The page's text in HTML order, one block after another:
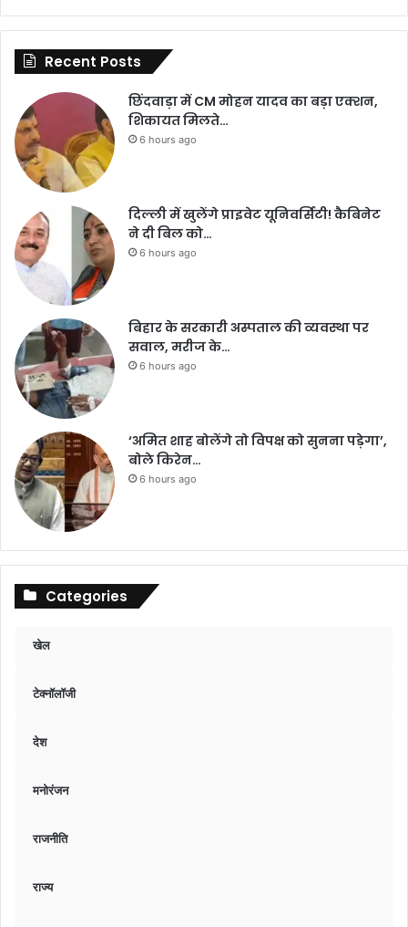
Recent Posts
छिंदवाड़ा में CM मोहन यादव का बड़ा एक्शन,
शिकायत मिलते…
6 hours ago
दिल्ली में खुलेंगे प्राइवेट यूनिवर्सिटी! कैबिनेट
ने दी बिल को…
6 hours ago
बिहार के सरकारी अस्पताल की व्यवस्था पर
सवाल, मरीज के…
6 hours ago
‘अमित शाह बोलेंगे तो विपक्ष को सुनना पड़ेगा’,
बोले किरेन…
6 hours ago
Categories
खेल
टेक्नॉलॉजी
देश
मनोरंजन
राजनीति
राज्य